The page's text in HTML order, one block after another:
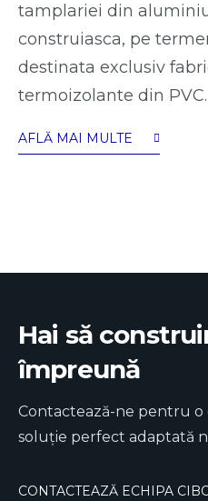
tamplariei din
construiasca, pe
destinata exclusiv
termoizolante din
AFLĂ MAI MULTE
Hai să
împreună
Contactează-ne pentru o
soluție perfect adaptată
CONTACTEAZĂ ECHIPA